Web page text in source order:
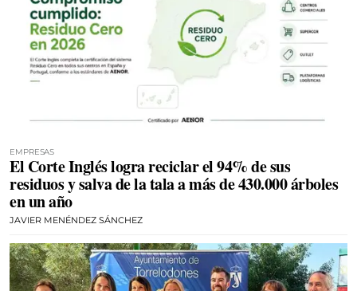
EMPRESAS
El Corte Inglés logra reciclar el 94% de sus
residuos y salva de la tala a más de 430.000 árboles
en un año
JAVIER MENÉNDEZ SÁNCHEZ